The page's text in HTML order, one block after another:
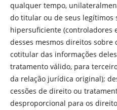
qualquer tempo,
do titular ou de seus legítimos
hipersuficiente (controladores
desses mesmos direitos sobre
cotitular das informações
tratamento válido, para
da relação jurídica original);
cessões de direito ou
desproporcional para os